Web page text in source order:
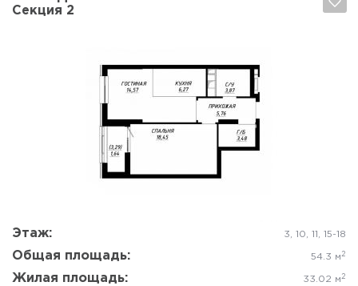
Секция 2
Этаж: 3, 10, 11, 15-18
Общая площадь: 54.3 м 2
Жилая площадь: 33.02 м 2